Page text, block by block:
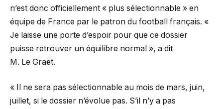
n’est donc officiellement « plus sélectionnable » en
équipe de France par le patron du football français. «
Je laisse une porte d’espoir pour que ce dossier
puisse retrouver un équilibre normal », a dit
M. Le Graët.
« Il ne sera pas sélectionnable au mois de mars, juin,
juillet, si le dossier n’évolue pas. S’il n’y a pas